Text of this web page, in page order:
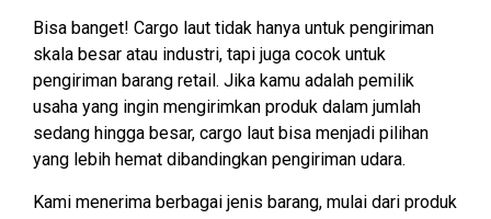
Bisa banget! Cargo laut tidak hanya untuk pengiriman
skala besar atau industri, tapi juga cocok untuk
pengiriman barang retail. Jika kamu adalah pemilik
usaha yang ingin mengirimkan produk dalam jumlah
sedang hingga besar, cargo laut bisa menjadi pilihan
yang lebih hemat dibandingkan pengiriman udara.
Kami menerima berbagai jenis barang, mulai dari produk